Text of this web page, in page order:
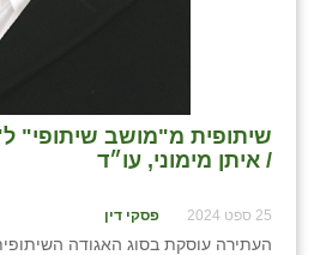
שיתופית מ"מושב שיתופי"
/ איתן מימוני, עו״ד
25 ספט 2024 פסקי דין
העתירה עוסקת בסוג האגודה